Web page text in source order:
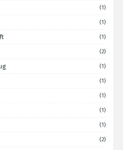
(1)
(1)
(1)
(2)
(1)
(1)
(1)
(1)
(1)
(2)